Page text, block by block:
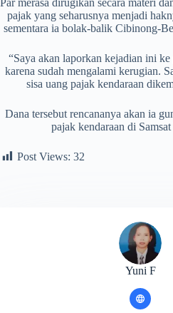
Par merasa dirugikan secara materi
pajak yang seharusnya menjadi
sementara ia bolak-balik Cibinong-
“Saya akan laporkan kejadian ini
karena sudah mengalami kerugian.
sisa uang pajak kendaraan
Dana tersebut rencananya akan ia
pajak kendaraan di
Post Views: 32
Yuni F